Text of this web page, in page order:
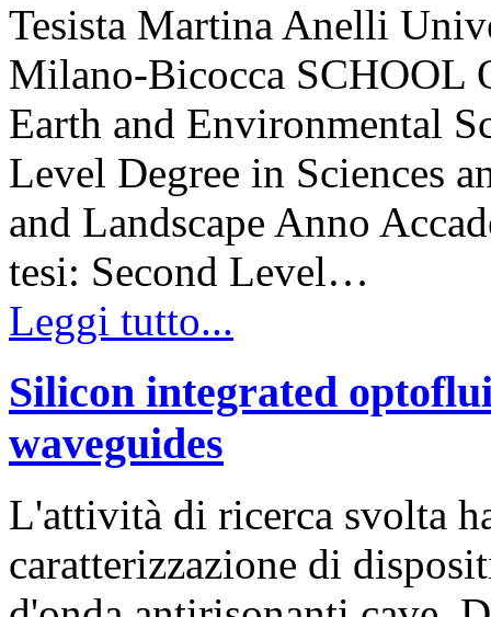
Tesista Martina Anelli
Milano-Bicocca SCHOOL
Earth and Environmental
Level Degree in Sciences
and Landscape Anno
tesi: Second Level…
Leggi tutto...
Silicon integrated
waveguides
L'attività di ricerca svolta
caratterizzazione di